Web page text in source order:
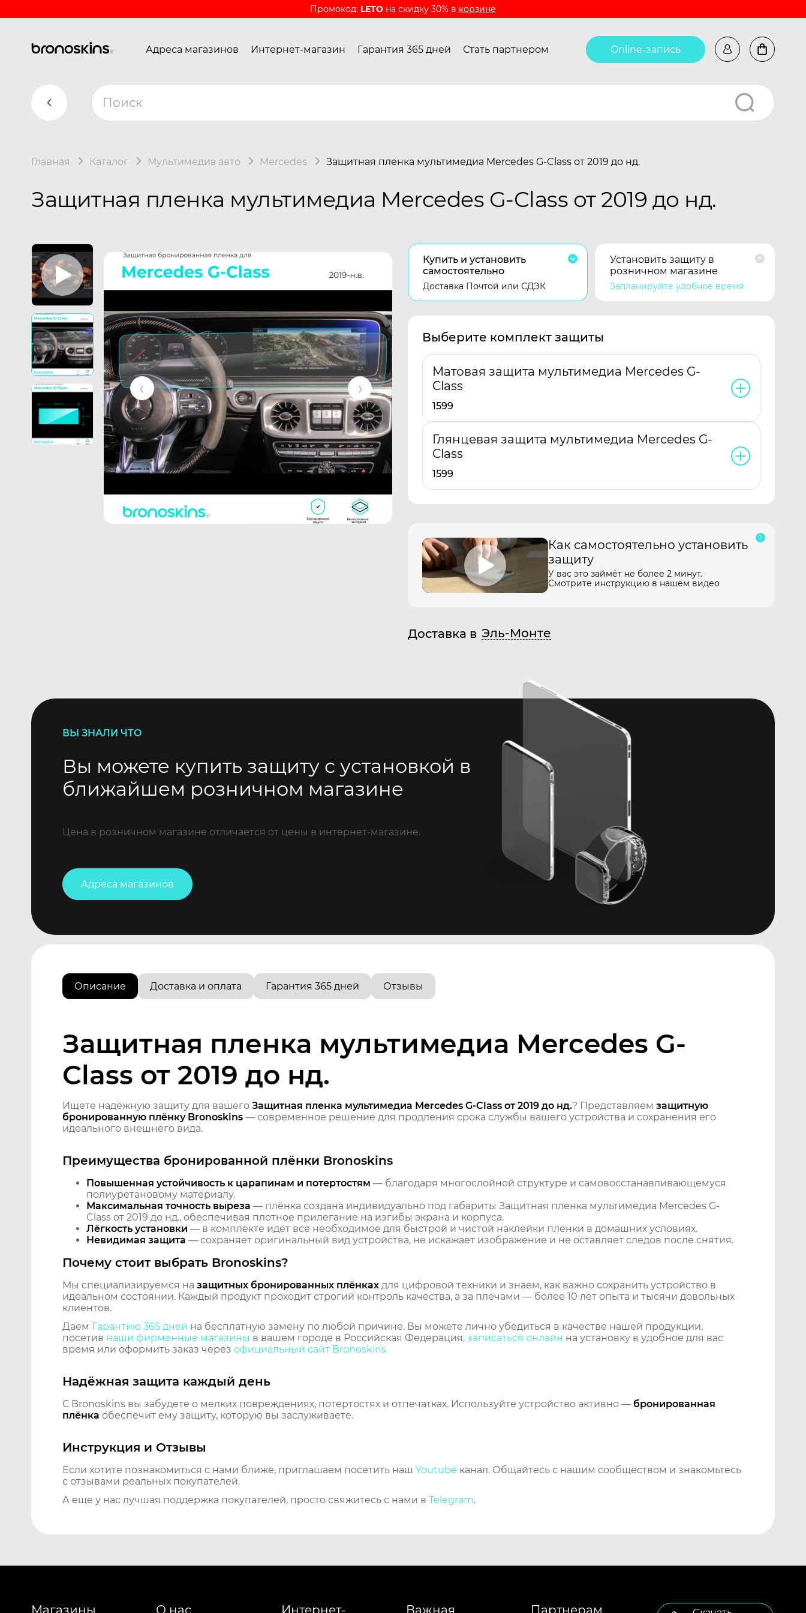
Промокод: LETO на скидку 30% в корзине
Адреса магазинов Интернет-магазин Гарантия 365 дней Стать партнером Online-запись
Главная Каталог Мультимедиа авто Mercedes Защитная пленка мультимедиа Mercedes G-Class от 2019 до нд.
Защитная пленка мультимедиа Mercedes G-Class от 2019 до нд.
Купить и установить
самостоятельно
Доставка Почтой или СДЭК
Установить защиту в
розничном магазине
Запланируйте удобное время
Выберите комплект защиты
Матовая защита мультимедиа Mercedes G-
Class
1599
Глянцевая защита мультимедиа Mercedes G-
Class
1599
Как самостоятельно установить
защиту
У вас это займёт не более 2 минут.
Смотрите инструкцию в нашем видео
Доставка в Эль-Монте
ВЫ ЗНАЛИ ЧТО
Вы можете купить защиту с установкой в
ближайшем розничном магазине
Цена в розничном магазине отличается от цены в интернет-магазине.
Адреса магазинов
Описание Доставка и оплата Гарантия 365 дней Отзывы
Защитная пленка мультимедиа Mercedes G-
Class от 2019 до нд.
Ищете надёжную защиту для вашего Защитная пленка мультимедиа Mercedes G-Class от 2019 до нд.? Представляем защитную
бронированную плёнку Bronoskins — современное решение для продления срока службы вашего устройства и сохранения его
идеального внешнего вида.
Преимущества бронированной плёнки Bronoskins
Повышенная устойчивость к царапинам и потертостям — благодаря многослойной структуре и самовосстанавливающемуся
полиуретановому материалу.
Максимальная точность выреза — плёнка создана индивидуально под габариты Защитная пленка мультимедиа Mercedes G-
Class от 2019 до нд., обеспечивая плотное прилегание на изгибы экрана и корпуса.
Лёгкость установки — в комплекте идёт всё необходимое для быстрой и чистой наклейки плёнки в домашних условиях.
Невидимая защита — сохраняет оригинальный вид устройства, не искажает изображение и не оставляет следов после снятия.
Почему стоит выбрать Bronoskins?
Мы специализируемся на защитных бронированных плёнках для цифровой техники и знаем, как важно сохранить устройство в
идеальном состоянии. Каждый продукт проходит строгий контроль качества, а за плечами — более 10 лет опыта и тысячи довольных
клиентов.
Даем Гарантию 365 дней на бесплатную замену по любой причине. Вы можете лично убедиться в качестве нашей продукции,
посетив наши фирменные магазины в вашем городе в Российская Федерация, записаться онлайн на установку в удобное для вас
время или оформить заказ через официальный сайт Bronoskins
Надёжная защита каждый день
С Bronoskins вы забудете о мелких повреждениях, потертостях и отпечатках. Используйте устройство активно — бронированная
плёнка обеспечит ему защиту, которую вы заслуживаете.
Инструкция и Отзывы
Если хотите познакомиться с нами ближе, приглашаем посетить наш Youtube канал. Общайтесь с нашим сообществом и знакомьтесь
с отзывами реальных покупателей.
А еще у нас лучшая поддержка покупателей, просто свяжитесь с нами в Telegram.